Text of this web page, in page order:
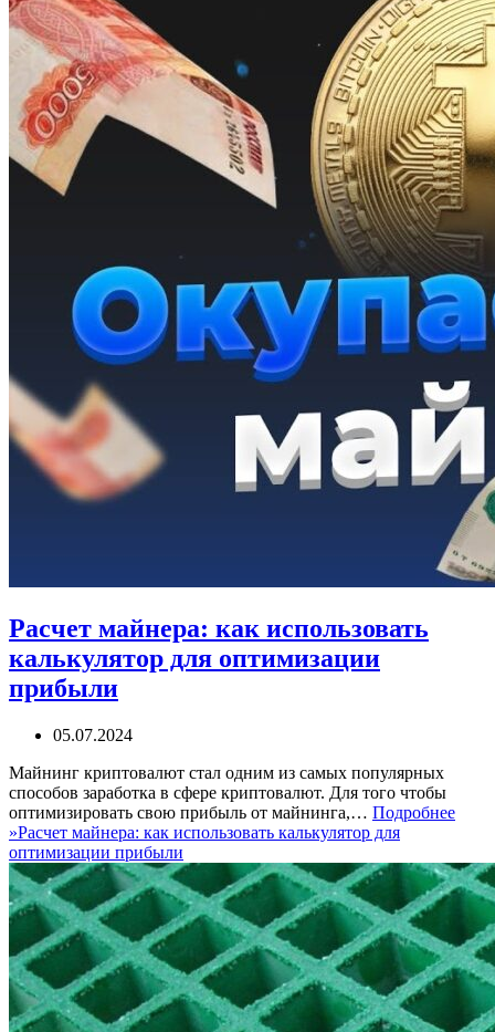
Расчет майнера: как использовать
калькулятор для оптимизации
прибыли
05.07.2024
Майнинг криптовалют стал одним из самых популярных
способов заработка в сфере криптовалют. Для того чтобы
оптимизировать свою прибыль от майнинга,… Подробнее
»Расчет майнера: как использовать калькулятор для
оптимизации прибыли